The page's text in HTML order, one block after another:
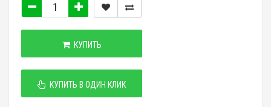
КУПИТЬ
КУПИТЬ В ОДИН КЛИК